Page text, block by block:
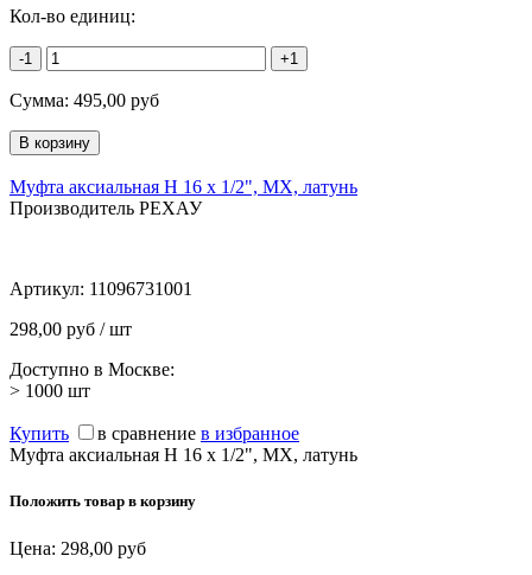
Кол-во единиц:
-1 +1
Сумма: 495,00 руб
Муфта аксиальная Н 16 х 1/2", MX, латунь
Производитель РЕХАУ
Артикул: 11096731001
298,00 руб / шт
Доступно в Москве:
> 1000 шт
Купить в сравнение в избранное
Муфта аксиальная Н 16 х 1/2", MX, латунь
Положить товар в корзину
Цена: 298,00 руб